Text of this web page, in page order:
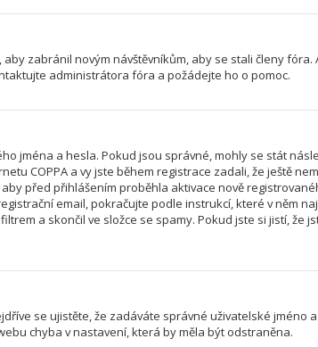
zabránil novým návštěvníkům, aby se stali členy
administrátora fóra a požádejte ho o pomoc.
jména a hesla. Pokud jsou správné, mohly se stát
COPPA a vy jste během registrace zadali, že ještě
před přihlášením proběhla aktivace nově
email, pokračujte podle instrukcí, které v něm
a skončil ve složce se spamy. Pokud jste si jistí,
se ujistěte, že zadáváte správné uživatelské
chyba v nastavení, která by měla být odstraněna.